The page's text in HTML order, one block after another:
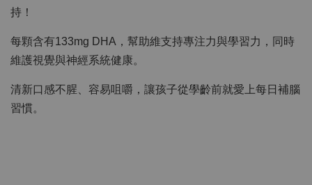
持！
每顆含有133mg DHA，幫助維支持專注力與學習力，同時
維護視覺與神經系統健康。
清新口感不腥、容易咀嚼，讓孩子從學齡前就愛上每日補腦
習慣。